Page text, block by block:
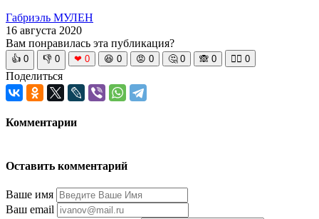
Габриэль МУЛЕН
16 августа 2020
Вам понравилась эта публикация?
👍 0 👎 0 ❤ 0 😆 0 😡 0 🤔 0 🙈 0 🧘‍♀️ 0
Поделиться
Комментарии
Оставить комментарий
Ваше имя
Ваш email